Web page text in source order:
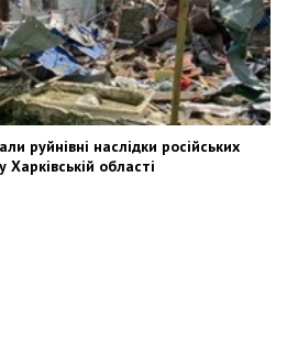
руйнівні наслідки російських
Харківській області